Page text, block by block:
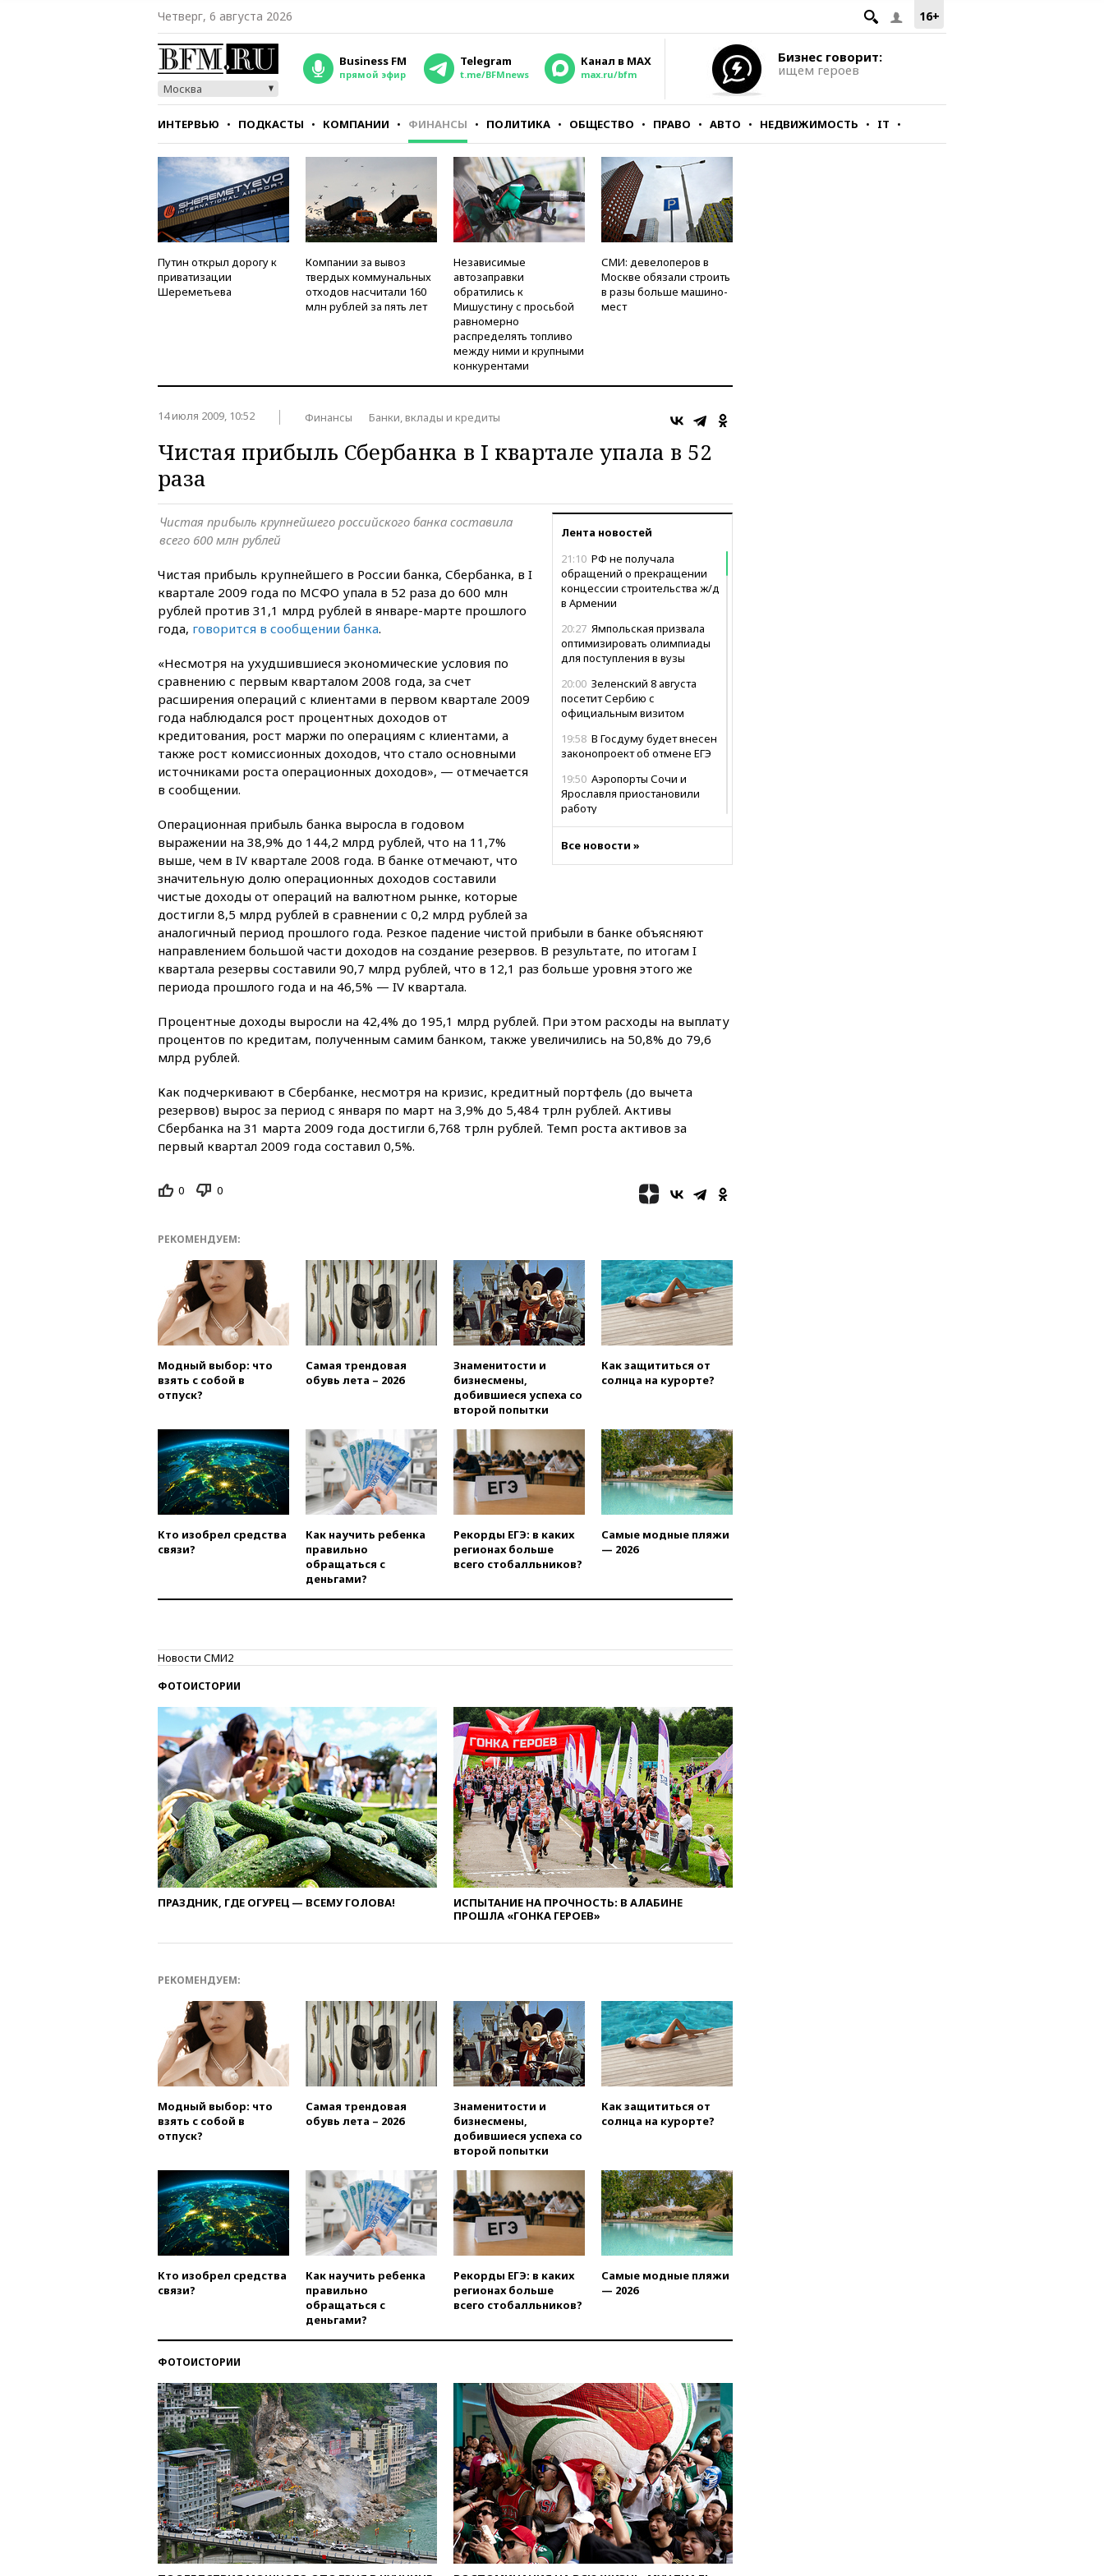
16+
Четверг, 6 августа 2026
Москва
Business FM
прямой эфир
Telegram
t.me/BFMnews
Канал в MAX
max.ru/bfm
Бизнес говорит:
ищем героев
ИНТЕРВЬЮ ПОДКАСТЫ КОМПАНИИ ФИНАНСЫ ПОЛИТИКА ОБЩЕСТВО ПРАВО АВТО НЕДВИЖИМОСТЬ IT
СТИЛЬ ТЕСТЫ
Путин открыл дорогу к
приватизации
Шереметьева
Компании за вывоз
твердых коммунальных
отходов насчитали 160
млн рублей за пять лет
Независимые
автозаправки
обратились к
Мишустину с просьбой
равномерно
распределять топливо
между ними и крупными
конкурентами
СМИ: девелоперов в
Москве обязали строить
в разы больше машино-
мест
14 июля 2009, 10:52 Финансы Банки, вклады и кредиты
Чистая прибыль Сбербанка в I квартале упала в 52
раза
Лента новостей
21:10 РФ не получала
обращений о прекращении
концессии строительства ж/д
в Армении
20:27 Ямпольская призвала
оптимизировать олимпиады
для поступления в вузы
20:00 Зеленский 8 августа
посетит Сербию с
официальным визитом
19:58 В Госдуму будет внесен
законопроект об отмене ЕГЭ
19:50 Аэропорты Сочи и
Ярославля приостановили
работу
доноров-республиканцев
поддержать Вэнса на выборах
года
19:15 Жуковский и аэропорт
Геленджика возобновили
присвоения воинских званий
добровольцам
без российских туристов
18:35 В Жуковском и
аэропорту Геленджика
к критике «Яблока»
18:00
Совет мира выбрал
подрядчика для
строительства военной базы в
Газе
17:50
Миронов призвал снять
Правительство получит
«золотую акцию» в
Шереметьево
17:35
Шесть человек
пострадали при ударе ВСУ по
автобусу в Запорожской
области
Геленджика сняты
ограничения
Books запросили четыре года
условно
16:35На восстановление
Херсонской области направят
6,8 млрд рублей
16:16The Guardian: ученые
США создали
гипоаллергенных собак
15:45Спутник «Электро-Л» №
5 введен в эксплуатацию
15:35Два человека погибли
Брянской области
нанести ущерб экономике в
размере €800 млрд
14:49
Пентагон озаботился
критикой Трампа по поводу
дефицита боеприпасов
украинец за шпионаж на
оборонном предприятии
снижении цен на авиабилеты
в России
14:19
Масштабный сбой
произошел в рунете
«Ведомости»: Озон банк
санкций
13:58
13:45В Петербурге достроили
13:38В эфире «Радиостанции
Судного дня» прозвучали три
сообщения
13:29Восемь человек
пострадали при наезде
автомобиля на толпу в Омске
13:19WP: Трамп определился
со своим преемником
13:13
СК возбудил дело по
факту гибели женщины и
Все новости »
Чистая прибыль крупнейшего российского банка составила
всего 600 млн рублей
Чистая прибыль крупнейшего в России банка, Сбербанка, в I
квартале 2009 года по МСФО упала в 52 раза до 600 млн
рублей против 31,1 млрд рублей в январе-марте прошлого
года, говорится в сообщении банка.
«Несмотря на ухудшившиеся экономические условия по
сравнению с первым кварталом 2008 года, за счет
расширения операций с клиентами в первом квартале 2009
года наблюдался рост процентных доходов от
кредитования, рост маржи по операциям с клиентами, а
также рост комиссионных доходов, что стало основными
источниками роста операционных доходов», — отмечается
в сообщении.
Операционная прибыль банка выросла в годовом
выражении на 38,9% до 144,2 млрд рублей, что на 11,7%
выше, чем в IV квартале 2008 года. В банке отмечают, что
значительную долю операционных доходов составили
чистые доходы от операций на валютном рынке, которые
достигли 8,5 млрд рублей в сравнении с 0,2 млрд рублей за
аналогичный период прошлого года. Резкое падение чистой прибыли в банке объясняют
направлением большой части доходов на создание резервов. В результате, по итогам I
квартала резервы составили 90,7 млрд рублей, что в 12,1 раз больше уровня этого же
периода прошлого года и на 46,5% — IV квартала.
Процентные доходы выросли на 42,4% до 195,1 млрд рублей. При этом расходы на выплату
процентов по кредитам, полученным самим банком, также увеличились на 50,8% до 79,6
млрд рублей.
Как подчеркивают в Сбербанке, несмотря на кризис, кредитный портфель (до вычета
резервов) вырос за период с января по март на 3,9% до 5,484 трлн рублей. Активы
Сбербанка на 31 марта 2009 года достигли 6,768 трлн рублей. Темп роста активов за
первый квартал 2009 года составил 0,5%.
0 0
РЕКОМЕНДУЕМ:
Модный выбор: что
взять с собой в
отпуск?
Самая трендовая
обувь лета – 2026
Знаменитости и
бизнесмены,
добившиеся успеха со
второй попытки
Как защититься от
солнца на курорте?
Кто изобрел средства
связи?
Как научить ребенка
правильно
обращаться с
деньгами?
Рекорды ЕГЭ: в каких
регионах больше
всего стобалльников?
Самые модные пляжи
— 2026
Новости СМИ2
ФОТОИСТОРИИ
ПРАЗДНИК, ГДЕ ОГУРЕЦ — ВСЕМУ ГОЛОВА!
ИСПЫТАНИЕ НА ПРОЧНОСТЬ: В АЛАБИНЕ
ПРОШЛА «ГОНКА ГЕРОЕВ»
РЕКОМЕНДУЕМ:
Модный выбор: что
взять с собой в
отпуск?
Самая трендовая
обувь лета – 2026
Знаменитости и
бизнесмены,
добившиеся успеха со
второй попытки
Как защититься от
солнца на курорте?
Кто изобрел средства
связи?
Как научить ребенка
правильно
обращаться с
деньгами?
Рекорды ЕГЭ: в каких
регионах больше
всего стобалльников?
Самые модные пляжи
— 2026
ФОТОИСТОРИИ